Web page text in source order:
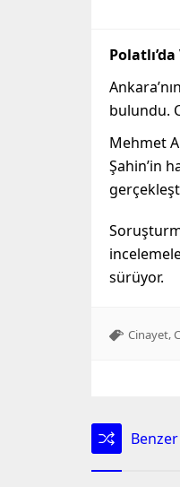
bulundu.
Mehmet
Şahin’in
sürüyor.
Cinayet,